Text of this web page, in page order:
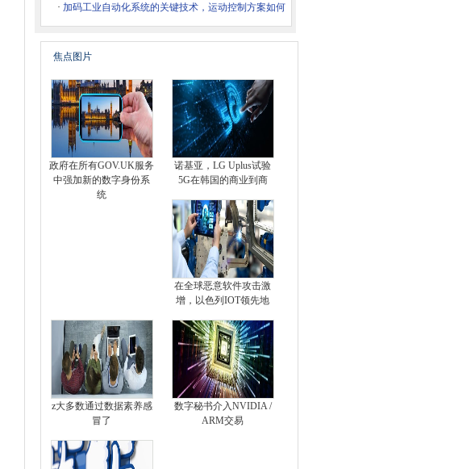
头
· 加码工业自动化系统的关键技术，运动控制方案如何
焦点图片
政府在所有GOV.UK服务
中强加新的数字身份系
统
诺基亚，LG Uplus试验
5G在韩国的商业到商
在全球恶意软件攻击激
增，以色列IOT领先地
z大多数通过数据素养感
冒了
数字秘书介入NVIDIA /
ARM交易